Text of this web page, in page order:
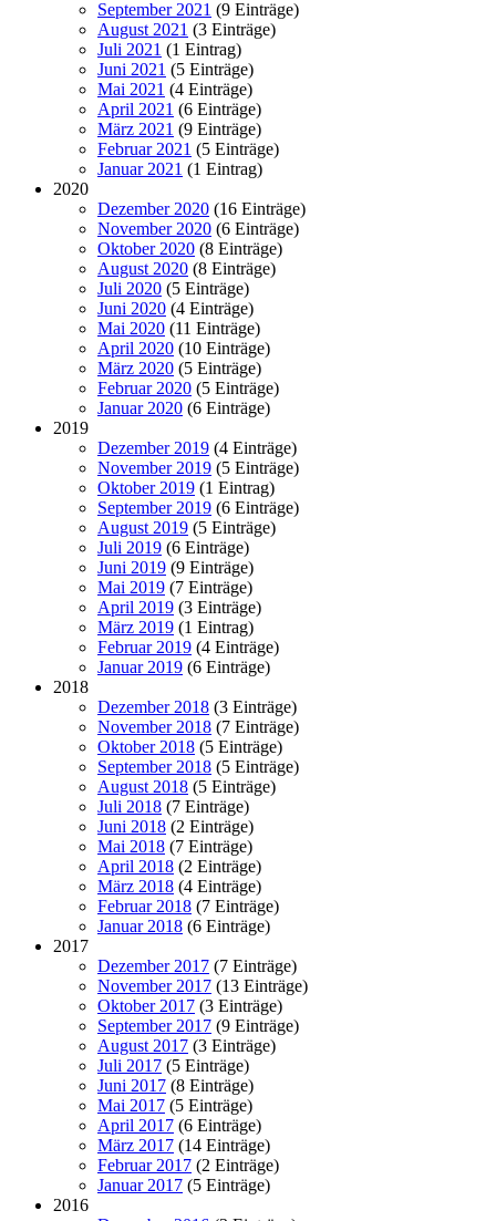
September 2021 (9 Einträge)
August 2021 (3 Einträge)
Juli 2021 (1 Eintrag)
Juni 2021 (5 Einträge)
Mai 2021 (4 Einträge)
April 2021 (6 Einträge)
März 2021 (9 Einträge)
Februar 2021 (5 Einträge)
Januar 2021 (1 Eintrag)
2020
Dezember 2020 (16 Einträge)
November 2020 (6 Einträge)
Oktober 2020 (8 Einträge)
August 2020 (8 Einträge)
Juli 2020 (5 Einträge)
Juni 2020 (4 Einträge)
Mai 2020 (11 Einträge)
April 2020 (10 Einträge)
März 2020 (5 Einträge)
Februar 2020 (5 Einträge)
Januar 2020 (6 Einträge)
2019
Dezember 2019 (4 Einträge)
November 2019 (5 Einträge)
Oktober 2019 (1 Eintrag)
September 2019 (6 Einträge)
August 2019 (5 Einträge)
Juli 2019 (6 Einträge)
Juni 2019 (9 Einträge)
Mai 2019 (7 Einträge)
April 2019 (3 Einträge)
März 2019 (1 Eintrag)
Februar 2019 (4 Einträge)
Januar 2019 (6 Einträge)
2018
Dezember 2018 (3 Einträge)
November 2018 (7 Einträge)
Oktober 2018 (5 Einträge)
September 2018 (5 Einträge)
August 2018 (5 Einträge)
Juli 2018 (7 Einträge)
Juni 2018 (2 Einträge)
Mai 2018 (7 Einträge)
April 2018 (2 Einträge)
März 2018 (4 Einträge)
Februar 2018 (7 Einträge)
Januar 2018 (6 Einträge)
2017
Dezember 2017 (7 Einträge)
November 2017 (13 Einträge)
Oktober 2017 (3 Einträge)
September 2017 (9 Einträge)
August 2017 (3 Einträge)
Juli 2017 (5 Einträge)
Juni 2017 (8 Einträge)
Mai 2017 (5 Einträge)
April 2017 (6 Einträge)
März 2017 (14 Einträge)
Februar 2017 (2 Einträge)
Januar 2017 (5 Einträge)
2016